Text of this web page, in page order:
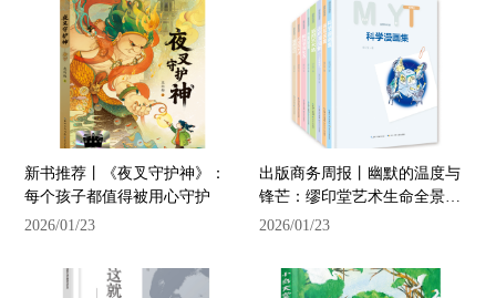
新书推荐丨《夜叉守护神》：
每个孩子都值得被用心守护
2026/01/23
出版商务周报丨幽默的温度与
锋芒：缪印堂艺术生命全景
——评《幽默的高度》
2026/01/23